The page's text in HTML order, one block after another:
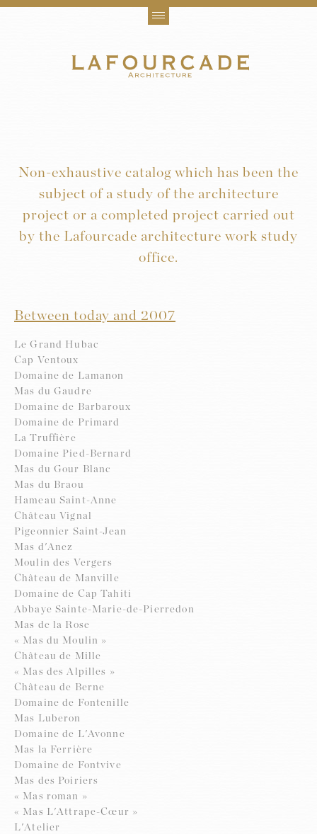
Non-exhaustive catalog which has been the
subject of a study of the architecture
project or a completed project carried out
by the Lafourcade architecture work study
office.
Between today and 2007
Le Grand Hubac
Cap Ventoux
Domaine de Lamanon
Mas du Gaudre
Domaine de Barbaroux
Domaine de Primard
La Truffière
Domaine Pied-Bernard
Mas du Gour Blanc
Mas du Braou
Hameau Saint-Anne
Château Vignal
Pigeonnier Saint-Jean
Mas d'Anez
Moulin des Vergers
Château de Manville
Domaine de Cap Tahiti
Abbaye Sainte-Marie-de-Pierredon
Mas de la Rose
« Mas du Moulin »
Château de Mille
« Mas des Alpilles »
Château de Berne
Domaine de Fontenille
Mas Luberon
Domaine de L'Avonne
Mas la Ferrière
Domaine de Fontvive
Mas des Poiriers
« Mas roman »
« Mas L'Attrape-Cœur »
L'Atelier